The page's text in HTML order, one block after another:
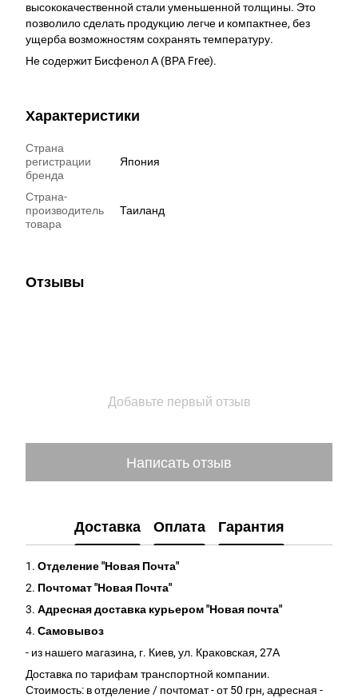
высококачественной стали уменьшенной толщины. Это
позволило сделать продукцию легче и компактнее, без
ущерба возможностям сохранять температуру.
Не содержит Бисфенол А (BPA Free).
Характеристики
Страна
регистрации
бренда
Япония
Страна-
производитель
товара
Таиланд
Отзывы
Добавьте первый отзыв
Написать отзыв
Доставка Оплата Гарантия
1. Отделение "Новая Почта"
2. Почтомат "Новая Почта"
3. Адресная доставка курьером "Новая почта"
4. Самовывоз
- из нашего магазина, г. Киев, ул. Краковская, 27А
Доставка по тарифам транспортной компании.
Стоимость: в отделение / почтомат - от 50 грн, адресная -